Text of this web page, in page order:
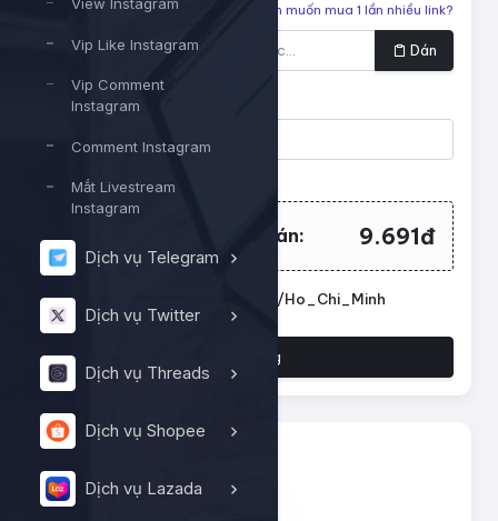
Vip Like Instagram
Vip Comment
Instagram
Comment Instagram
Mắt Livestream
Instagram
Dịch vụ Telegram
Dịch vụ Twitter
Dịch vụ Threads
Dịch vụ Shopee
Dịch vụ Lazada
Liên kết cần tăng Bạn muốn mua 1 lần nhiều link?
Dán
Số lượng
Tổng tiền cần thanh toán: 9.691đ
Đặt lịch chạy. Múi giờ: Asia/Ho_Chi_Minh
Đặt hàng